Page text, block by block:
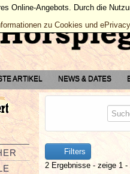
ARTIKEL NEWS & DATES
Filters
2 Ergebnisse - zeige 1 -
Online-Angebots. Durch die
zu Cookies und ePrivacy